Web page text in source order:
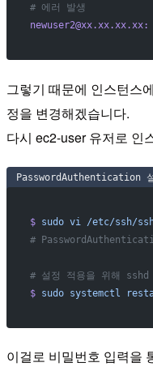
# 에러 발생
newuser2@xx.xx.xx.xx:
그렇기 때문에 인스턴스
정을 변경해겠습니다.
다시 ec2-user 유저로 인
PasswordAuthentication
$ sudo vi
/etc/ssh/
#
# 설정 적용을 위해 sshd
$ sudo systemctl
이걸로 비밀번호 입력을